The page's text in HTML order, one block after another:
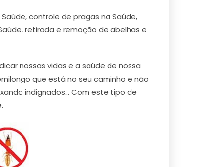
controle de pragas na Saúde,
retirada e remoção de abelhas e
nossas vidas e a saúde de nossa
que está no seu caminho e não
indignados... Com este tipo de